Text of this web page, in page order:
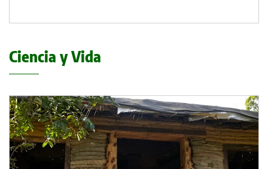
Ciencia y Vida